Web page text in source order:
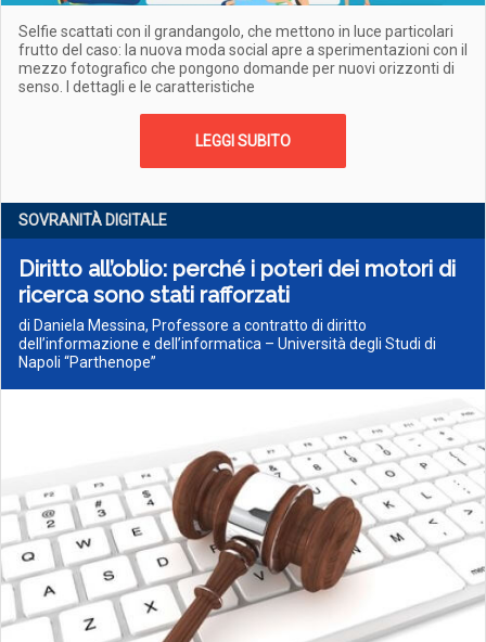
Selfie scattati con il grandangolo, che mettono in luce particolari
frutto del caso: la nuova moda social apre a sperimentazioni con il
mezzo fotografico che pongono domande per nuovi orizzonti di
senso. I dettagli e le caratteristiche
LEGGI SUBITO
SOVRANITÀ DIGITALE
Diritto all’oblio: perché i poteri dei motori di
ricerca sono stati rafforzati
di Daniela Messina, Professore a contratto di diritto
dell’informazione e dell’informatica – Università degli Studi di
Napoli “Parthenope”